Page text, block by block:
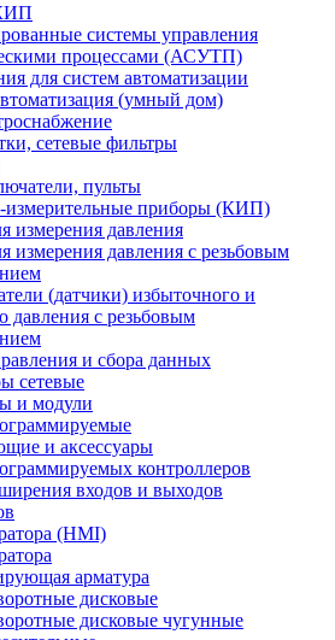
системы управления
процессами (АСУТП)
для систем автоматизации
(умный дом)
сетевые фильтры
пульты
измерительные приборы (КИП)
измерения давления
измерения давления с резьбовым
(датчики) избыточного и
давления с резьбовым
и сбора данных
сетевые
и модули
и аксессуары
контроллеров
входов и выходов
(HMI)
арматура
дисковые
дисковые чугунные